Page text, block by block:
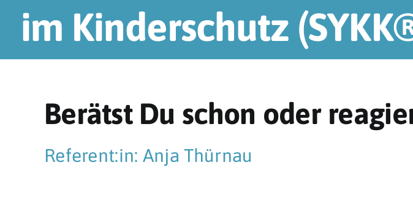
im Kinderschutz
Berätst Du schon oder
Referent:in: Anja Thürnau